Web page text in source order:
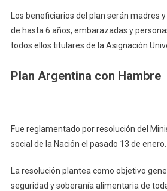
Los beneficiarios del plan serán madres
de hasta 6 años, embarazadas y
todos ellos titulares de la Asignación
Plan Argentina con Hambre
Fue reglamentado por resolución del
social de la Nación el pasado 13 de enero.
La resolución plantea como objetivo
seguridad y soberanía alimentaria de